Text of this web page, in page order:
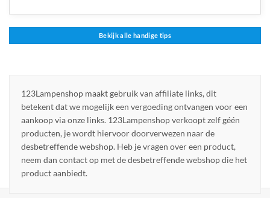
Bekijk alle handige tips
123Lampenshop maakt gebruik van affiliate links, dit
betekent dat we mogelijk een vergoeding ontvangen voor een
aankoop via onze links. 123Lampenshop verkoopt zelf géén
producten, je wordt hiervoor doorverwezen naar de
desbetreffende webshop. Heb je vragen over een product,
neem dan contact op met de desbetreffende webshop die het
product aanbiedt.